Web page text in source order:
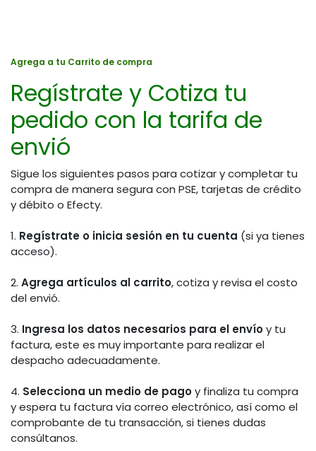
Agrega a tu Carrito de compra
Regístrate y Cotiza tu
pedido con la tarifa de
envió
Sigue los siguientes pasos para cotizar y completar tu
compra de manera segura con PSE, tarjetas de crédito
y débito o Efecty.
1. Regístrate o inicia sesión en tu cuenta (si ya tienes
acceso).
2. Agrega artículos al carrito, cotiza y revisa el costo
del envió.
3. Ingresa los datos necesarios para el envíoy tu
factura, este es muy importante para realizar el
despacho adecuadamente.
4. Selecciona un medio de pagoy finaliza tu compra
y espera tu factura vía correo electrónico, así como el
comprobante de tu transacción, si tienes dudas
consúltanos.